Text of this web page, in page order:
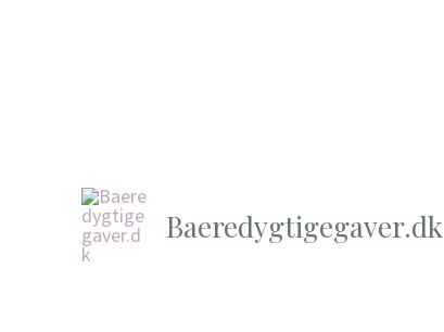
Baeredygtigegaver.dk